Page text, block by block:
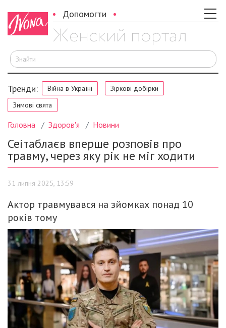
Допомогти
Тренди: Війна в Україні
Зіркові добірки
Зимові свята
Головна Здоров'я Новини
Сеітаблаєв вперше розповів про
травму, через яку рік не міг ходити
31 липня 2025, 13:59
Актор травмувався на зйомках понад 10
років тому